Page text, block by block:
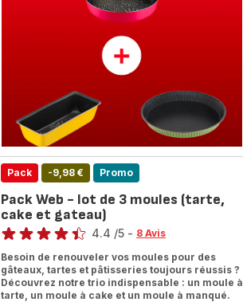
Pack -9,98 € Promo
Pack Web - lot de 3 moules (tarte,
cake et gateau)
Note
4.4 /5 - 8 Avis
Besoin de renouveler vos moules pour des
gâteaux, tartes et pâtisseries toujours réussis ?
Découvrez notre trio indispensable : un moule à
tarte, un moule à cake et un moule à manqué.